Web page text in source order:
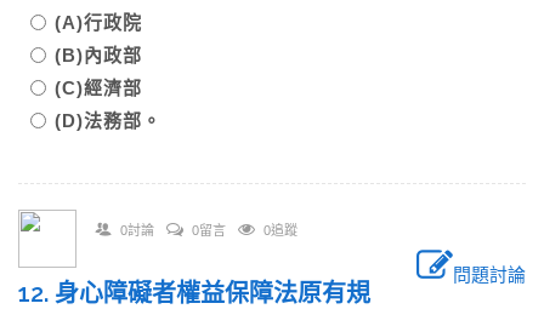
(A)行政院
(B)內政部
(C)經濟部
(D)法務部。
0討論 0留言 0追蹤
問題討論
12. 身心障礙者權益保障法原有規